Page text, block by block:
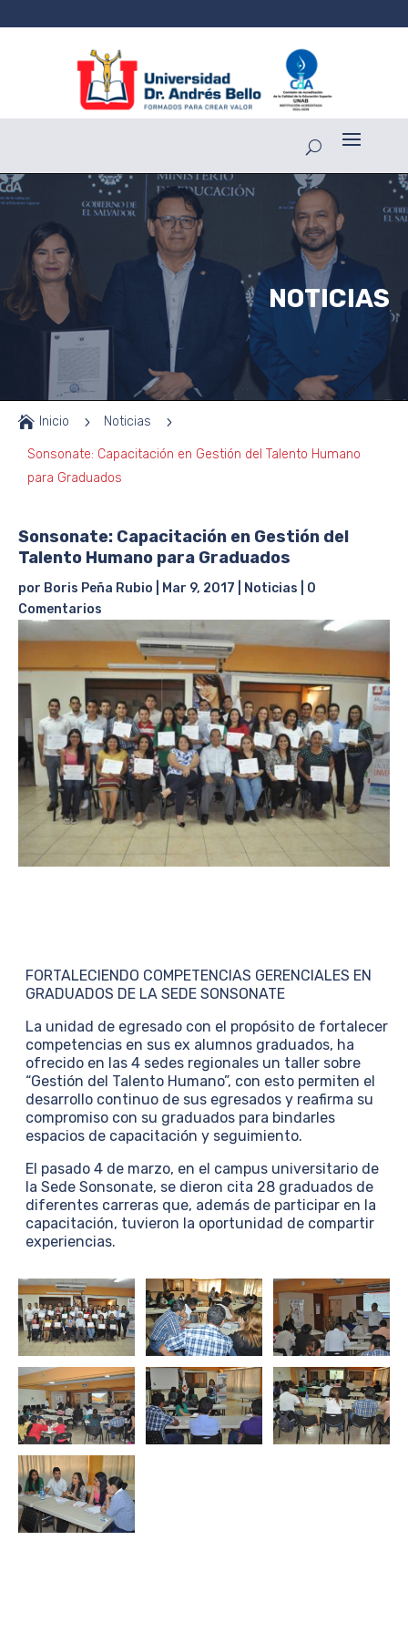
NOTICIAS
 Inicio 5 Noticias 5
Sonsonate: Capacitación en Gestión del Talento Humano
para Graduados
Sonsonate: Capacitación en Gestión del
Talento Humano para Graduados
por Boris Peña Rubio Mar 9, 2017 Noticias
0
Comentarios
FORTALECIENDO COMPETENCIAS GERENCIALES EN
GRADUADOS DE LA SEDE SONSONATE
La unidad de egresado con el propósito de fortalecer
competencias en sus ex alumnos graduados, ha
ofrecido en las 4 sedes regionales un taller sobre
“Gestión del Talento Humano”, con esto permiten el
desarrollo continuo de sus egresados y reafirma su
compromiso con su graduados para bindarles
espacios de capacitación y seguimiento.
El pasado 4 de marzo, en el campus universitario de
la Sede Sonsonate, se dieron cita 28 graduados de
diferentes carreras que, además de participar en la
capacitación, tuvieron la oportunidad de compartir
experiencias.